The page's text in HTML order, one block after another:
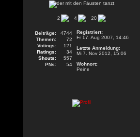
2 4 20
Beiträge:
4744
Themen:
72
Votings:
121
Ratings:
34
Shouts:
557
PNs:
54
Registriert:
Fr 17. Aug 2007, 14:46
Letzte Anmeldung:
Mi 7. Nov 2012, 15:06
Wohnort:
Peine